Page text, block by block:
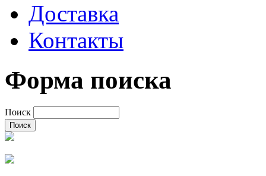
Доставка
Контакты
Форма поиска
Поиск